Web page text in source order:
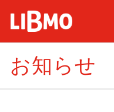
お知らせ